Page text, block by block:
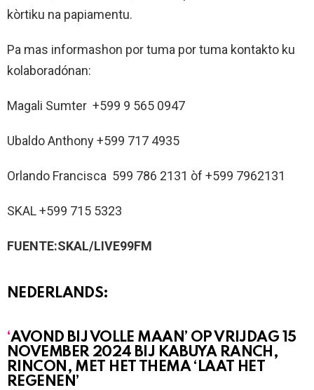
kòrtiku na papiamentu.
Pa mas informashon por tuma por tuma kontakto ku
kolaboradónan:
Magali Sumter +599 9 565 0947
Ubaldo Anthony +599 717 4935
Orlando Francisca 599 786 2131 òf +599 7962131
SKAL +599 715 5323
FUENTE:SKAL/LIVE99FM
NEDERLANDS:
‘AVOND BIJ VOLLE MAAN’ OP VRIJDAG 15
NOVEMBER 2024 BIJ KABUYA RANCH,
RINCON, MET HET THEMA ‘LAAT HET
REGENEN’